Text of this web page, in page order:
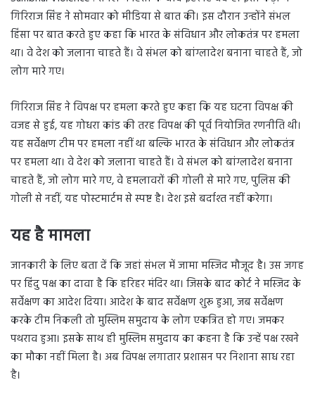
गिरिराज सिंह ने सोमवार को मीडिया से बात की। इस दौरान उन्होंने संभल
हिंसा पर बात करते हुए कहा कि भारत के संविधान और लोकतंत्र पर हमला
था। वे देश को जलाना चाहते हैं। वे संभल को बांग्लादेश बनाना चाहते हैं, जो
लोग मारे गए।
गिरिराज सिंह ने विपक्ष पर हमला करते हुए कहा कि यह घटना विपक्ष की
वजह से हुई, यह गोधरा कांड की तरह विपक्ष की पूर्व नियोजित रणनीति थी।
यह सर्वेक्षण टीम पर हमला नहीं था बल्कि भारत के संविधान और लोकतंत्र
पर हमला था। वे देश को जलाना चाहते हैं। वे संभल को बांग्लादेश बनाना
चाहते हैं, जो लोग मारे गए, वे हमलावरों की गोली से मारे गए, पुलिस की
गोली से नहीं, यह पोस्टमार्टम से स्पष्ट है। देश इसे बर्दाश्त नहीं करेगा।
यह है मामला
जानकारी के लिए बता दें कि जहां संभल में जामा मस्जिद मौजूद है। उस जगह
पर हिंदु पक्ष का दावा है कि हरिहर मंदिर था। जिसके बाद कोर्ट ने मस्जिद के
सर्वेक्षण का आदेश दिया। आदेश के बाद सर्वेक्षण शुरू हुआ, जब सर्वेक्षण
करके टीम निकली तो मुस्लिम समुदाय के लोग एकत्रित हो गए। जमकर
पथराव हुआ। इसके साथ ही मुस्लिम समुदाय का कहना है कि उन्हें पक्ष रखने
का मौका नहीं मिला है। अब विपक्ष लगातार प्रशासन पर निशाना साध रहा
है।